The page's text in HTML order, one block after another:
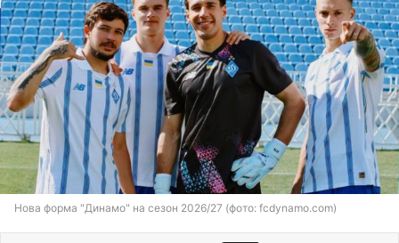
Нова форма "Динамо" на сезон 2026/27 (фото: fcdynamo.com)